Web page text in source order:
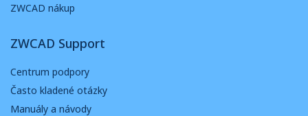
ZWCAD nákup
ZWCAD Support
Centrum podpory
Často kladené otázky
Manuály a návody